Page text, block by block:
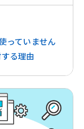
っていません
る理由